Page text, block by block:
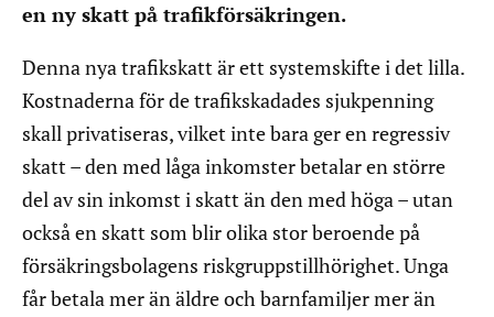
en ny skatt på trafikförsäkringen.
Denna nya trafikskatt är ett systemskifte i det lilla.
Kostnaderna för de trafikskadades sjukpenning
skall privatiseras, vilket inte bara ger en regressiv
skatt – den med låga inkomster betalar en större
del av sin inkomst i skatt än den med höga – utan
också en skatt som blir olika stor beroende på
försäkringsbolagens riskgruppstillhörighet. Unga
får betala mer än äldre och barnfamiljer mer än